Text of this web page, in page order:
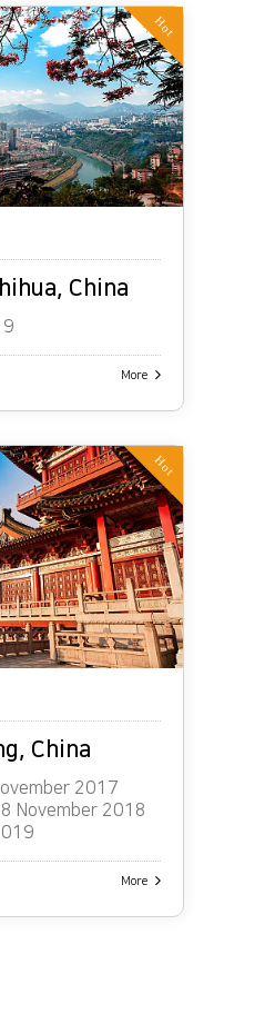
Hot
China
More
Hot
China
2017
November 2018
More